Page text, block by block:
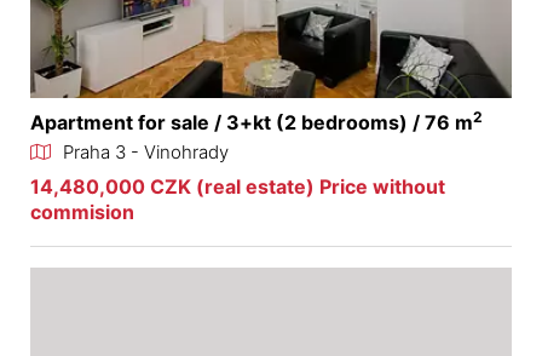
Apartment for sale / 3+kt (2 bedrooms) / 76 m2
Praha 3 - Vinohrady
14,480,000 CZK (real estate) Price without
commision